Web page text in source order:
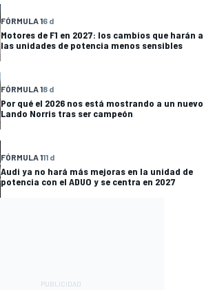
FÓRMULA 16 d
Motores de F1 en 2027: los cambios que harán a
las unidades de potencia menos sensibles
FÓRMULA 18 d
Por qué el 2026 nos está mostrando a un nuevo
Lando Norris tras ser campeón
FÓRMULA 111 d
Audi ya no hará más mejoras en la unidad de
potencia con el ADUO y se centra en 2027